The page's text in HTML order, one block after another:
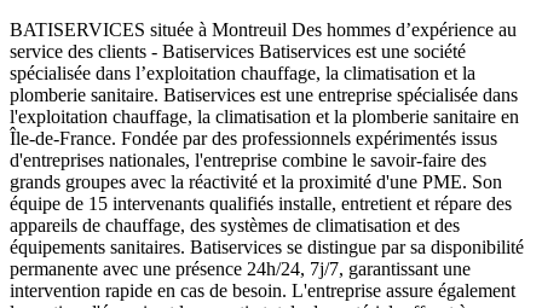
BATISERVICES située à Montreuil Des hommes d’expérience au
service des clients - Batiservices Batiservices est une société
spécialisée dans l’exploitation chauffage, la climatisation et la
plomberie sanitaire. Batiservices est une entreprise spécialisée dans
l'exploitation chauffage, la climatisation et la plomberie sanitaire en
Île-de-France. Fondée par des professionnels expérimentés issus
d'entreprises nationales, l'entreprise combine le savoir-faire des
grands groupes avec la réactivité et la proximité d'une PME. Son
équipe de 15 intervenants qualifiés installe, entretient et répare des
appareils de chauffage, des systèmes de climatisation et des
équipements sanitaires. Batiservices se distingue par sa disponibilité
permanente avec une présence 24h/24, 7j/7, garantissant une
intervention rapide en cas de besoin. L'entreprise assure également